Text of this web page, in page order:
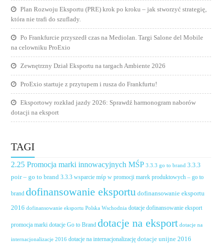
Plan Rozwoju Eksportu (PRE) krok po kroku – jak stworzyć strategię,
która nie trafi do szuflady.
Po Frankfurcie przyszedł czas na Mediolan. Targi Salone del Mobile
na celowniku ProExio
Zewnętrzny Dział Eksportu na targach Ambiente 2026
ProExio startuje z przytupem i rusza do Frankfurtu!
Eksportowy rozkład jazdy 2026: Sprawdź harmonogram naborów
dotacji na eksport
TAGI
2.25 Promocja marki innowacyjnych MŚP 3.3.3 go to brand 3.3.3
poir – go to brand 3.3.3 wsparcie mśp w promocji marek produktowych – go to
brand dofinansowanie eksportu dofinansowanie eksportu
2016 dofinansowanie eksportu Polska Wschodnia dotacje dofinansowanie eksport
promocja marki dotacje Go to Brand dotacje na eksport dotacje na
internacjonalizacje 2016 dotacje na internacjonalizację dotacje unijne 2016